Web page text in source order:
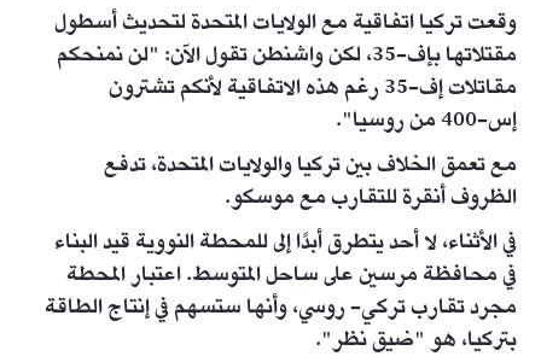
وقعت تركيا اتفاقية مع الولايات المتحدة لتحديث أسطول
مقتلاتها بإف-35، لكن واشنطن تقول الآن: "لن نمنحكم
مقاتلات إف-35 رغم هذه الاتفاقية لأنكم تشترون
إس-400 من روسيا".
مع تعمق الخلاف بين تركيا والولايات المتحدة، تدفع
الظروف أنقرة للتقارب مع موسكو.
في الأثناء، لا أحد يتطرق أبدًا إلى للمحطة النووية قيد البناء
في محافظة مرسين على ساحل المتوسط. اعتبار المحطة
مجرد تقارب تركي- روسي، وأنها ستسهم في إنتاج الطاقة
بتركيا، هو "ضيق نظر".